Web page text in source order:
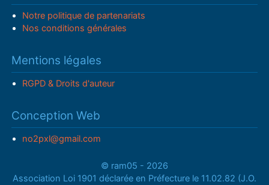
Notre politique de partenariats
Nos conditions générales
Mentions légales
RGPD & Droits d'auteur
Conception Web
no2pxl@gmail.com
© ram05 - 2026
Association Loi 1901 déclarée en Préfecture le 11.02.82 (J.O.